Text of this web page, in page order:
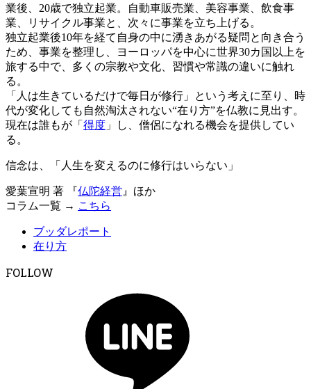
業後、20歳で独立起業。自動車販売業、美容事業、飲食事
業、リサイクル事業と、次々に事業を立ち上げる。
独立起業後10年を経て自身の中に湧きあがる疑問と向き合う
ため、事業を整理し、ヨーロッパを中心に世界30カ国以上を
旅する中で、多くの宗教や文化、習慣や常識の違いに触れ
る。
「人は生きているだけで毎日が修行」という考えに至り、時
代が変化しても自然淘汰されない“在り方”を仏教に見出す。
現在は誰もが「 得度 」し、僧侶になれる機会を提供してい
る。
信念は、「人生を変えるのに修行はいらない」
愛葉宣明 著 『仏陀経営 』ほか
コラム一覧 → こちら
ブッダレポート
在り方
FOLLOW